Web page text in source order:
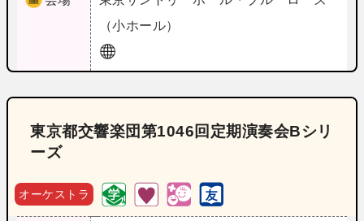
（小ホール）
東京都交響楽団第1046回定期演奏会Bシリ
ーズ
オーケストラ